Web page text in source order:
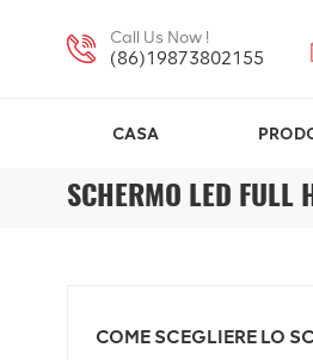
Call Us Now !
(86)19873802155
CASA
SCHERMO LED FULL
COME SCEGLIERE LO